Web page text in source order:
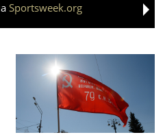
Sportsweek.org